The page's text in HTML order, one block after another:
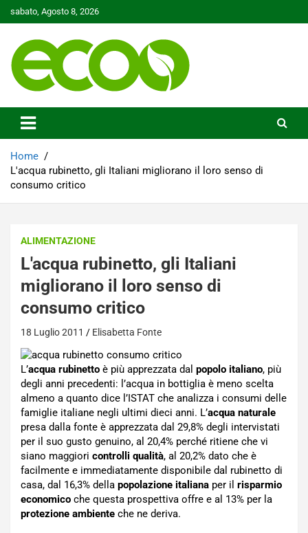
to
sabato, Agosto 8, 2026
Ecoo.it
Home
L'acqua rubinetto, gli Italiani migliorano il loro senso di
consumo critico
ALIMENTAZIONE
L'acqua rubinetto, gli Italiani
migliorano il loro senso di
consumo critico
18 Luglio 2011 Elisabetta Fonte
L’acqua rubinetto è più apprezzata dal popolo italiano, più
degli anni precedenti: l’acqua in bottiglia è meno scelta
almeno a quanto dice l’ISTAT che analizza i consumi delle
famiglie italiane negli ultimi dieci anni. L’acqua naturale
presa dalla fonte è apprezzata dal 29,8% degli intervistati
per il suo gusto genuino, al 20,4% perché ritiene che vi
siano maggiori controlli qualità, al 20,2% dato che è
facilmente e immediatamente disponibile dal rubinetto di
casa, dal 16,3% della popolazione italiana per il risparmio
economico che questa prospettiva offre e al 13% per la
protezione ambiente che ne deriva.